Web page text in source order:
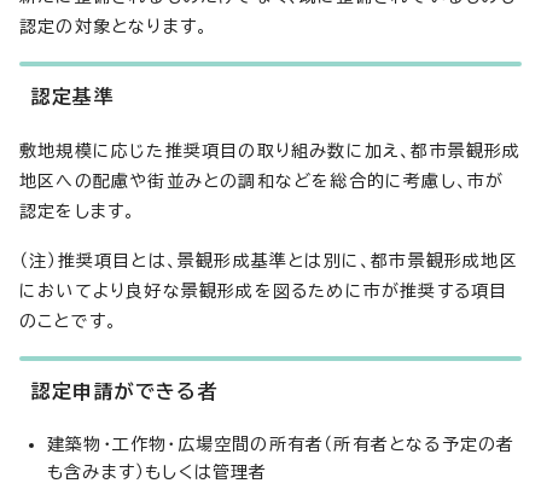
認定の対象となります。
認定基準
敷地規模に応じた推奨項目の取り組み数に加え、都市景観形成
地区への配慮や街並みとの調和などを総合的に考慮し、市が
認定をします。
（注）推奨項目とは、景観形成基準とは別に、都市景観形成地区
においてより良好な景観形成を図るために市が推奨する項目
のことです。
認定申請ができる者
建築物・工作物・広場空間の所有者（所有者となる予定の者
も含みます）もしくは管理者